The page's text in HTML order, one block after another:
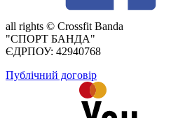
all rights © Crossfit Banda
"СПОРТ БАНДА"
ЄДРПОУ: 42940768
Публічний договір